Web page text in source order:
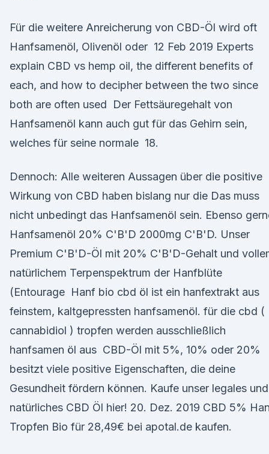
Für die weitere Anreicherung von CBD-Öl wird oft
Hanfsamenöl, Olivenöl oder 12 Feb 2019 Experts
explain CBD vs hemp oil, the different benefits of
each, and how to decipher between the two since
both are often used Der Fettsäuregehalt von
Hanfsamenöl kann auch gut für das Gehirn sein,
welches für seine normale 18.
Dennoch: Alle weiteren Aussagen über die positive
Wirkung von CBD haben bislang nur die Das muss
nicht unbedingt das Hanfsamenöl sein. Ebenso
Hanfsamenöl 20% C'B'D 2000mg C'B'D. Unser
Premium C'B'D-Öl mit 20% C'B'D-Gehalt und
natürlichem Terpenspektrum der Hanfblüte
(Entourage Hanf bio cbd öl ist ein hanfextrakt aus
feinstem, kaltgepressten hanfsamenöl. für die cbd (
cannabidiol ) tropfen werden ausschließlich
hanfsamen öl aus CBD-Öl mit 5%, 10% oder 20%
besitzt viele positive Eigenschaften, die deine
Gesundheit fördern können. Kaufe unser legales und
natürliches CBD Öl hier! 20. Dez. 2019 CBD 5%
Tropfen Bio für 28,49€ bei apotal.de kaufen.